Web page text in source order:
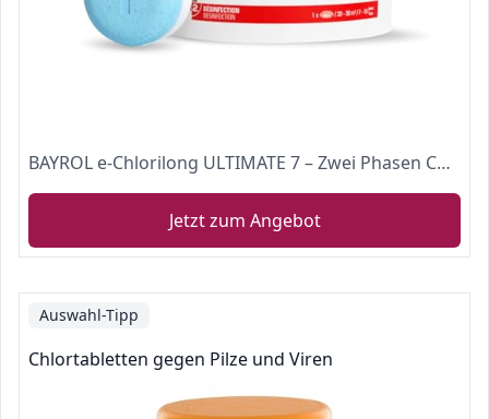
BAYROL e-Chlorilong ULTIMATE 7 – Zwei Phasen Chlortabletten 300 g mit 7 Funktionen für eine optimale und dauerhafte Desinfektion von Poolwasser und Filter - 4,8 kg
Jetzt zum Angebot
Auswahl-Tipp
Chlortabletten gegen Pilze und Viren